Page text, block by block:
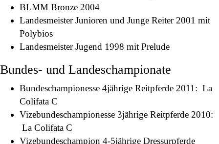
BLMM Bronze 2004
Landesmeister Junioren und Junge Reiter 2001 mit
Polybios
Landesmeister Jugend 1998 mit Prelude
Bundes- und Landeschampionate
Bundeschampionesse 4jährige Reitpferde 2011: La
Colifata C
Vizebundeschampionesse 3jährige Reitpferde 2010:
La Colifata C
Vizebundeschampion 4-5jährige Dressurpferde